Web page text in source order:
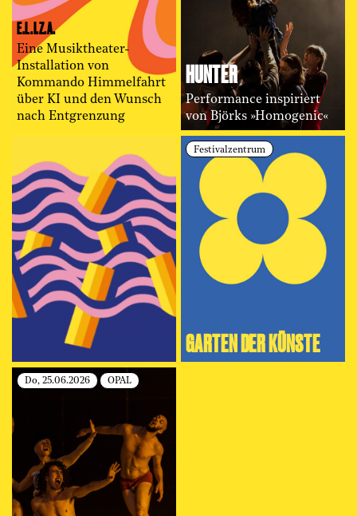
E.L.I.Z.A.
Eine Musiktheater-
Installation von
Kommando Himmelfahrt
über KI und den Wunsch
nach Entgrenzung
HUNTER
Performance inspiriert
von Björks »Homogenic«
Festivalzentrum
GARTEN DER KÜNSTE
Do, 25.06.2026 OPAL